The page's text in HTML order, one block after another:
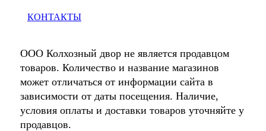
КОНТАКТЫ
ООО Колхозный двор не является продавцом
товаров. Количество и название магазинов
может отличаться от информации сайта в
зависимости от даты посещения. Наличие,
условия оплаты и доставки товаров уточняйте у
продавцов.